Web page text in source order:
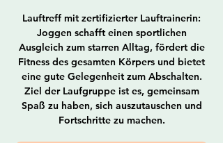
Lauftreff mit zertifizierter Lauftrainerin:
Joggen schafft einen sportlichen
Ausgleich zum starren Alltag, fördert die
Fitness des gesamten Körpers und bietet
eine gute Gelegenheit zum Abschalten.
Ziel der Laufgruppe ist es, gemeinsam
Spaß zu haben, sich auszutauschen und
Fortschritte zu machen.